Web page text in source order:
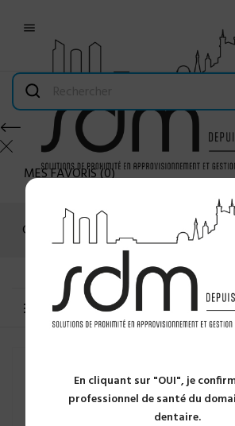
En cliquant sur "OUI", je
professionnel de santé du
dentaire.

MES FAVORIS(0)
Connexion
MENU